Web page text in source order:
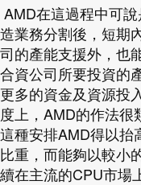
AMD在這過程中可
造業務分割後，短期
司的產能支援外，也
合資公司所要投資的
更多的資金及資源投
度上，AMD的作法很
這種安排AMD得以抬
比重，而能夠以較小
續在主流的CPU市場